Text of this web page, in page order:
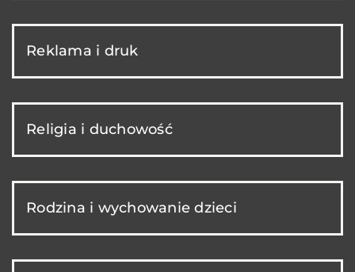
Reklama i druk
Religia i duchowość
Rodzina i wychowanie dzieci